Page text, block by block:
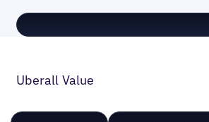
Uberall Value